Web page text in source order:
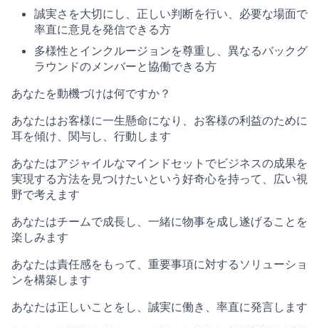
誠実さを大切にし、正しい判断を行い、必要な場面で
率直に意見を発信できる方
多様性とインクルージョンを尊重し、異なるバックグ
ラウンドのメンバーと協働できる方
あなたを動機づけは何ですか？
あなたはお客様に一生懸命になり、お客様の利益のために
耳を傾け、関与し、行動します
あなたはアジャイルなマインドセットでビジネスの成果を
実現する方法を見つけたいという好奇心を持って、広い視
野で考えます
あなたはチームで成長し、一緒に物事を成し遂げることを
楽しみます
あなたは責任感をもって、重要事項に対するソリューショ
ンを構築します
あなたは正しいことをし、誠実に働き、率直に発言します